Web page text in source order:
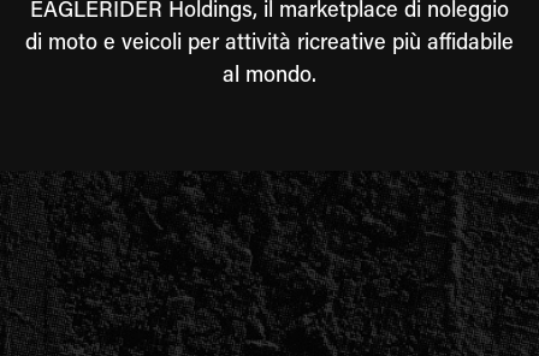
EAGLERIDER Holdings, il marketplace di noleggio
di moto e veicoli per attività ricreative più affidabile
al mondo.